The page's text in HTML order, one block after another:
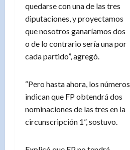
quedarse con una de las tres
diputaciones, y proyectamos
que nosotros ganaríamos dos
o de lo contrario sería una por
cada partido”, agregó.
“Pero hasta ahora, los números
indican que FP obtendrá dos
nominaciones de las tres en la
circunscripción 1”, sostuvo.